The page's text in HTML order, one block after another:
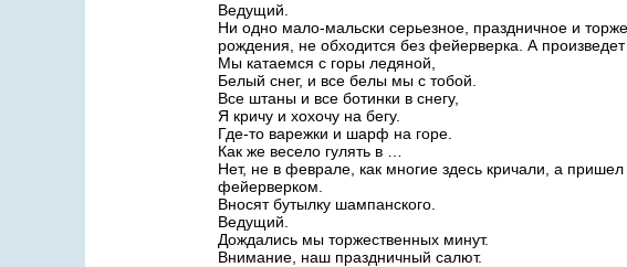
Ведущий.
Ни одно мало-мальски серьезное, праздничное и
рождения, не обходится без фейерверка. А произведет
Мы катаемся с горы ледяной,
Белый снег, и все белы мы с тобой.
Все штаны и все ботинки в снегу,
Я кричу и хохочу на бегу.
Где-то варежки и шарф на горе.
Как же весело гулять в …
Нет, не в феврале, как многие здесь кричали, а
фейерверком.
Вносят бутылку шампанского.
Ведущий.
Дождались мы торжественных минут.
Внимание, наш праздничный салют.